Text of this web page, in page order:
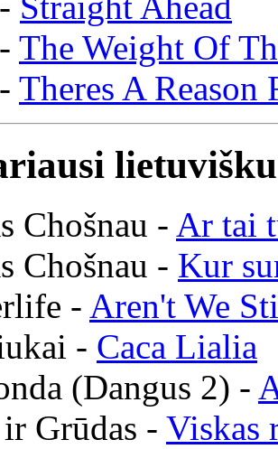
The Weight Of
Theres A Reason
Chošnau - Ar tai
Chošnau - Kur
- Aren't We
- Caca Lialia
(Dangus 2) -
Grūdas - Viskas